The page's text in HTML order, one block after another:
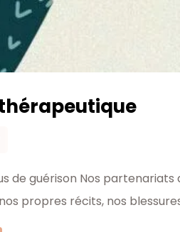
de guérison Nos partenariats
propres récits, nos